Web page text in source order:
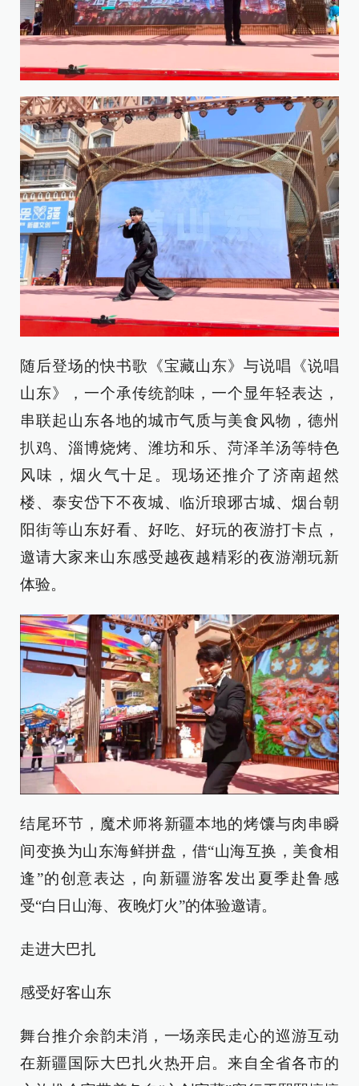
随后登场的快书歌《宝藏山东》与说唱《说唱
山东》，一个承传统韵味，一个显年轻表达，
串联起山东各地的城市气质与美食风物，德州
扒鸡、淄博烧烤、潍坊和乐、菏泽羊汤等特色
风味，烟火气十足。现场还推介了济南超然
楼、泰安岱下不夜城、临沂琅琊古城、烟台朝
阳街等山东好看、好吃、好玩的夜游打卡点，
邀请大家来山东感受越夜越精彩的夜游潮玩新
体验。
结尾环节，魔术师将新疆本地的烤馕与肉串瞬
间变换为山东海鲜拼盘，借“山海互换，美食相
逢”的创意表达，向新疆游客发出夏季赴鲁感
受“白日山海、夜晚灯火”的体验邀请。
走进大巴扎
感受好客山东
舞台推介余韵未消，一场亲民走心的巡游互动
在新疆国际大巴扎火热开启。来自全省各市的